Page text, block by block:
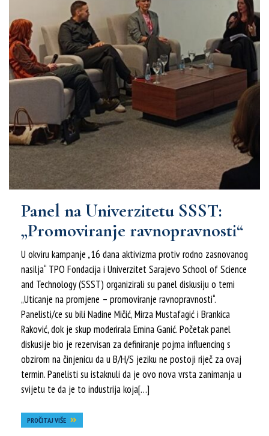
Panel na Univerzitetu SSST:
„Promoviranje ravnopravnosti“
U okviru kampanje „16 dana aktivizma protiv rodno zasnovanog
nasilja“ TPO Fondacija i Univerzitet Sarajevo School of Science
and Technology (SSST) organizirali su panel diskusiju o temi
„Uticanje na promjene – promoviranje ravnopravnosti“.
Panelisti/ce su bili Nadine Mičić, Mirza Mustafagić i Brankica
Raković, dok je skup moderirala Emina Ganić. Početak panel
diskusije bio je rezervisan za definiranje pojma influencing s
obzirom na činjenicu da u B/H/S jeziku ne postoji riječ za ovaj
termin. Panelisti su istaknuli da je ovo nova vrsta zanimanja u
svijetu te da je to industrija koja[…]
PROČITAJ VIŠE